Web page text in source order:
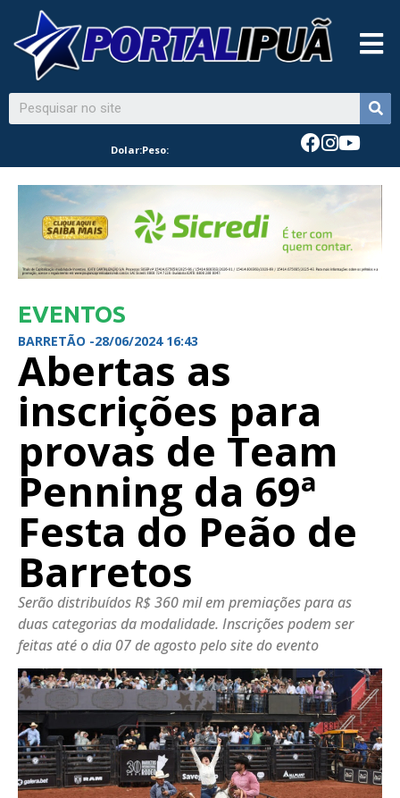
Dolar:Peso:
EVENTOS
BARRETÃO -28/06/2024 16:43
Abertas as
inscrições para
provas de Team
Penning da 69ª
Festa do Peão de
Barretos
Serão distribuídos R$ 360 mil em premiações para as
duas categorias da modalidade. Inscrições podem ser
feitas até o dia 07 de agosto pelo site do evento